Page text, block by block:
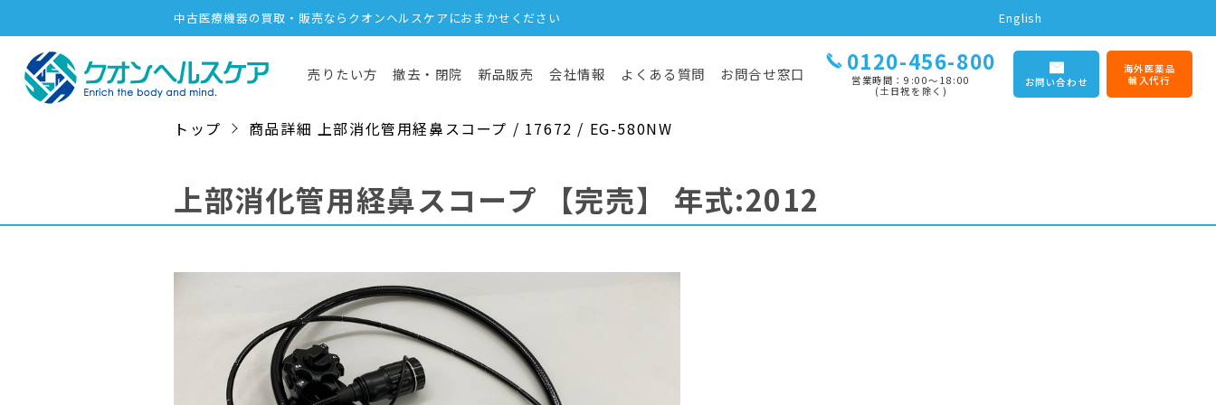
中古医療機器の買取・販売ならクオンヘルスケアにおまかせください English
売りたい方 撤去・閉院 新品販売 会社情報 よくある質問 お問合せ窓口 0120-456-800
営業時間：9:00〜18:00
(土日祝を除く)
お問い合わせ
海外医薬品
輸入代行
トップ 商品詳細 上部消化管用経鼻スコープ / 17672 / EG-580NW
上部消化管用経鼻スコープ 【完売】 年式:2012